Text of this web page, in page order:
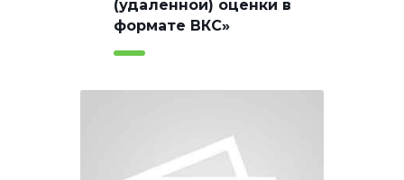
(удаленной) оценки в
формате ВКС»